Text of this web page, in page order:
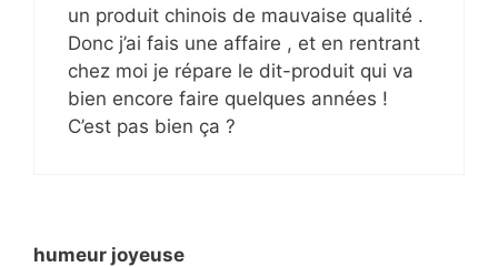
un produit chinois de mauvaise qualité .
Donc j’ai fais une affaire , et en rentrant
chez moi je répare le dit-produit qui va
bien encore faire quelques années !
C’est pas bien ça ?
humeur joyeuse